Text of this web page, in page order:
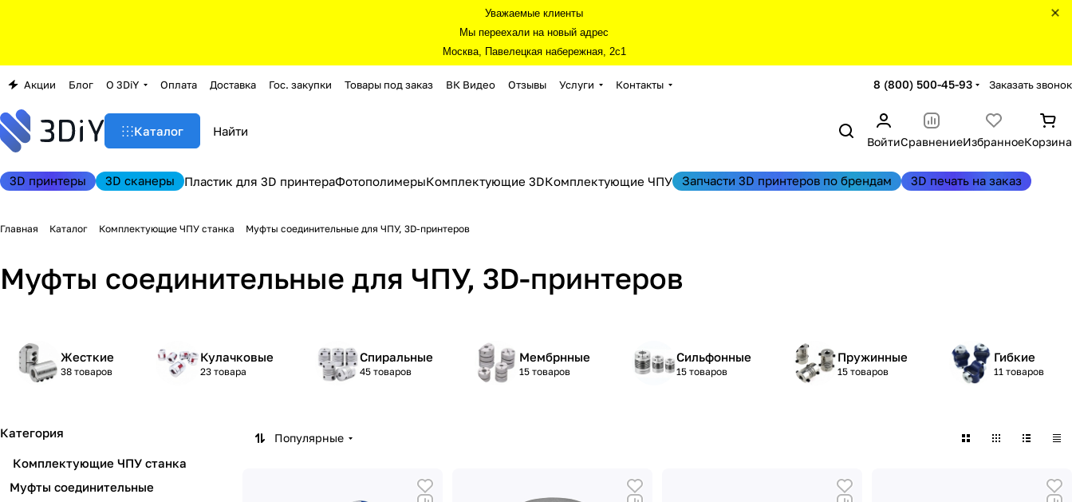
Уважаемые клиенты
Мы переехали на новый адрес
Москва, Павелецкая набережная, 2с1
Акции Блог О 3DiY Оплата Доставка Гос. закупки Товары под заказ ВК Видео Отзывы Услуги Контакты 8 (800) 500-45-93 Заказать звонок
Каталог
ВойтиСравнениеИзбранноеКорзина
3D принтеры 3D сканеры Пластик для 3D принтераФотополимерыКомплектующие 3DКомплектующие ЧПУ Запчасти 3D принтеров по брендам 3D печать на заказ
Главная Каталог Комплектующие ЧПУ станка Муфты соединительные для ЧПУ, 3D-принтеров
Муфты соединительные для ЧПУ, 3D-принтеров
Жесткие
38 товаров
Кулачковые
23 товара
Спиральные
45 товаров
Мембрнные
15 товаров
Сильфонные
15 товаров
Пружинные
15 товаров
Гибкие
11 товаров
Популярные
Категория
Комплектующие ЧПУ станка
Муфты соединительные